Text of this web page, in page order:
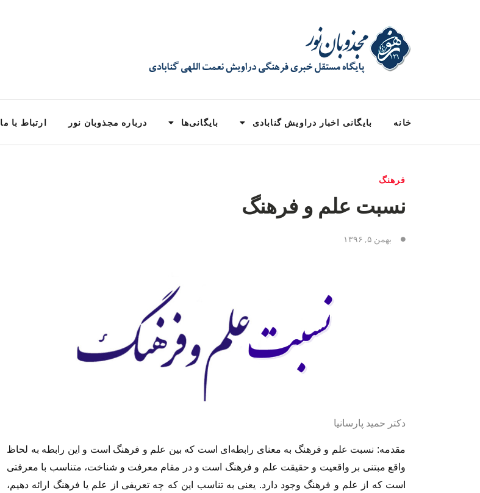
خانه بایگانی اخبار دراویش گنابادی بایگانی‌ها درباره مجذوبان نور ارتباط با ما
فرهنگ
نسبت علم و فرهنگ
بهمن ۵, ۱۳۹۶
دکتر حمید پارسانیا
مقدمه: نسبت علم و فرهنگ به معناى رابطه‌‏اى است که بین علم و فرهنگ است و این رابطه به لحاظ
واقع مبتنى بر واقعیت و حقیقت علم و فرهنگ است و در مقام معرفت و شناخت، متناسب با معرفتى
است که از علم و فرهنگ وجود دارد. یعنى به تناسب این که چه تعریفى از علم یا فرهنگ ارائه دهیم،